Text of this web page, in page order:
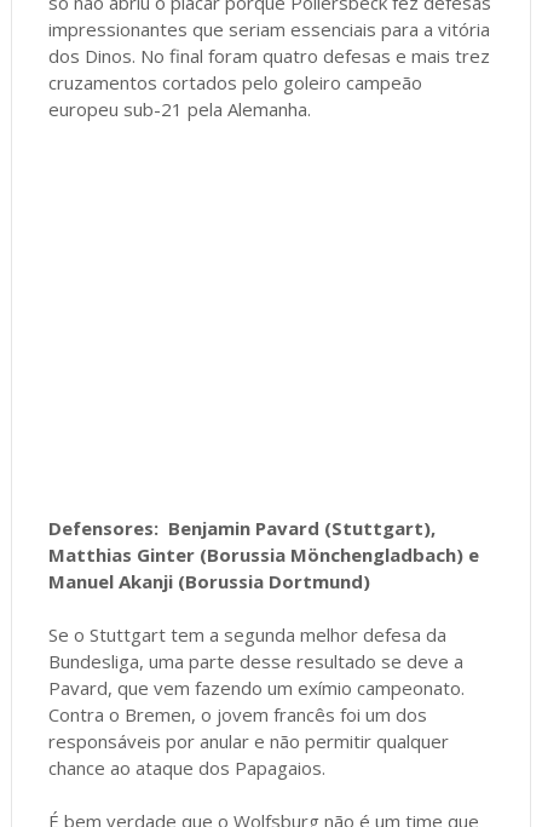
impressionantes que seriam essenciais para a vitória
dos Dinos. No final foram quatro defesas e mais trez
cruzamentos cortados pelo goleiro campeão
europeu sub-21 pela Alemanha.
Defensores: Benjamin Pavard (Stuttgart),
Matthias Ginter (Borussia Mönchengladbach) e
Manuel Akanji (Borussia Dortmund)
Se o Stuttgart tem a segunda melhor defesa da
Bundesliga, uma parte desse resultado se deve a
Pavard, que vem fazendo um exímio campeonato.
Contra o Bremen, o jovem francês foi um dos
responsáveis por anular e não permitir qualquer
chance ao ataque dos Papagaios.
É bem verdade que o Wolfsburg não é um time que